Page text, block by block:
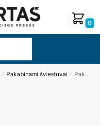
0
/ Pakabinami šviestuvai / Pakabinamas šviestuvas DALLAS P0241